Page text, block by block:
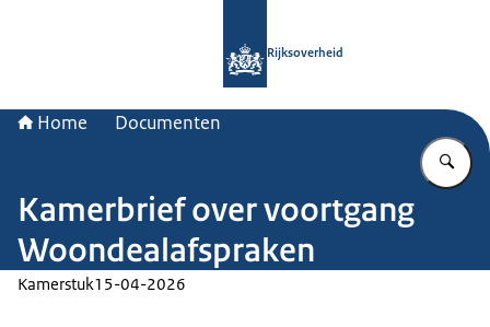
Rijksoverheid
Home Documenten
Kamerbrief over voortgang
Woondealafspraken
Kamerstuk15-04-2026